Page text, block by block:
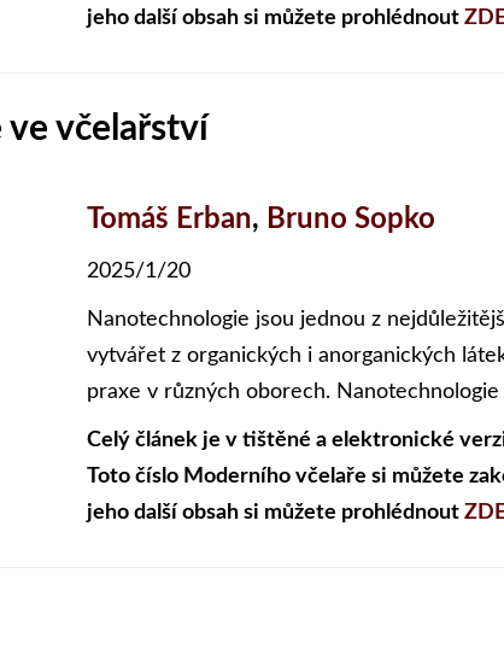
jeho další obsah si můžete prohlédnout
ve včelařství
Tomáš Erban, Bruno Sopko
2025/1/20
Nanotechnologie jsou jednou z
vytvářet z organických i anorganických
praxe v různých oborech.
Celý článek je v tištěné a elektronické
Toto číslo Moderního včelaře si můžete
jeho další obsah si můžete prohlédnout